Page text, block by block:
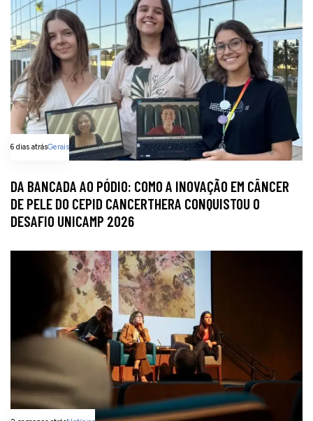
6 dias atrásGerais
DA BANCADA AO PÓDIO: COMO A INOVAÇÃO EM CÂNCER
DE PELE DO CEPID CANCERTHERA CONQUISTOU O
DESAFIO UNICAMP 2026